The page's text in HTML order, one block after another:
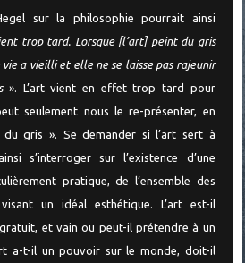
sur la philosophie pourrait ainsi
trop tard. Lorsque [l’art] peint du gris
a vieilli et elle ne se laisse pas rajeunir
». L’art vient en effet trop tard pour
seulement nous le re-présenter, en
gris ». Se demander si l’art sert à
s’interroger sur l’existence d’une
pratique, de l’ensemble des
un idéal esthétique. L’art est-il
et vain ou peut-il prétendre à un
a-t-il un pouvoir sur le monde, doit-il